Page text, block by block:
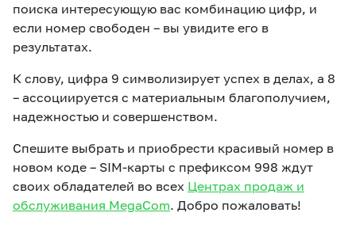
поиска интересующую вас комбинацию цифр, и
если номер свободен – вы увидите его в
результатах.
К слову, цифра 9 символизирует успех в делах, а 8
– ассоциируется с материальным благополучием,
надежностью и совершенством.
Спешите выбрать и приобрести красивый номер в
новом коде – SIM-карты с префиксом 998 ждут
своих обладателей во всех Центрах продаж и
обслуживания MegaCom. Добро пожаловать!